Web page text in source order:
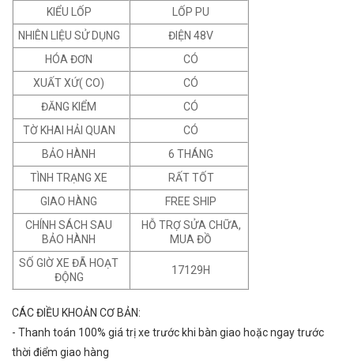
KIỂU LỐP
LỐP PU
NHIÊN LIỆU SỬ DỤNG
ĐIỆN 48V
HÓA ĐƠN
CÓ
XUẤT XỨ( CO)
CÓ
ĐĂNG KIỂM
CÓ
TỜ KHAI HẢI QUAN
CÓ
BẢO HÀNH
6 THÁNG
TÌNH TRẠNG XE
RẤT TỐT
GIAO HÀNG
FREE SHIP
CHÍNH SÁCH SAU
BẢO HÀNH
HỖ TRỢ SỬA CHỮA,
MUA ĐỒ
SỐ GIỜ XE ĐÃ HOẠT
ĐỘNG
17129H
CÁC ĐIỀU KHOẢN CƠ BẢN:
- Thanh toán 100% giá trị xe trước khi bàn giao hoặc ngay trước
thời điểm giao hàng